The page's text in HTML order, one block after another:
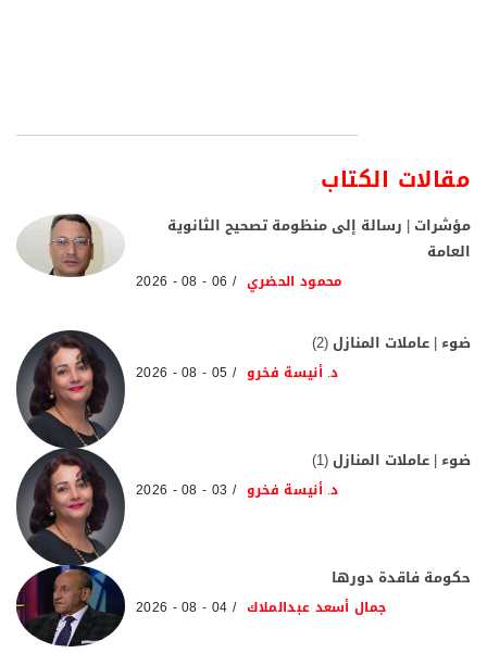
مقالات الكتاب
مؤشرات | رسالة إلى منظومة تصحيح الثانوية
العامة
محمود الحضري 06 - 08 - 2026
ضوء | عاملات المنازل (2)
د. أنيسة فخرو 05 - 08 - 2026
ضوء | عاملات المنازل (1)
د. أنيسة فخرو 03 - 08 - 2026
حكومة فاقدة دورها
جمال أسعد عبدالملاك 04 - 08 - 2026